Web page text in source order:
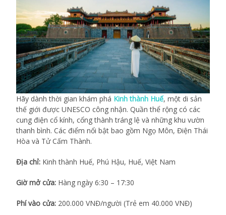
Hãy dành thời gian khám phá Kinh thành Huế, một di sản
thế giới được UNESCO công nhận. Quần thể rộng có các
cung điện cổ kính, cổng thành tráng lệ và những khu vườn
thanh bình. Các điểm nổi bật bao gồm Ngọ Môn, Điện Thái
Hòa và Tử Cấm Thành.
Địa chỉ: Kinh thành Huế, Phú Hậu, Huế, Việt Nam
Giờ mở cửa: Hàng ngày 6:30 – 17:30
Phí vào cửa: 200.000 VNĐ/người (Trẻ em 40.000 VNĐ)